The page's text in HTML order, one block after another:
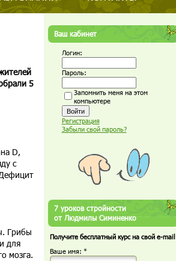
5
D,
с
Грибы
для
мозга.
Ваш кабинет
Логин:
Пароль:
Запомнить меня на этом
компьютере
Регистрация
Забыли свой пароль?
7 уроков стройности
от Людмилы Симиненко
Получите бесплатный курс на свой e-mail
Ваше имя: *